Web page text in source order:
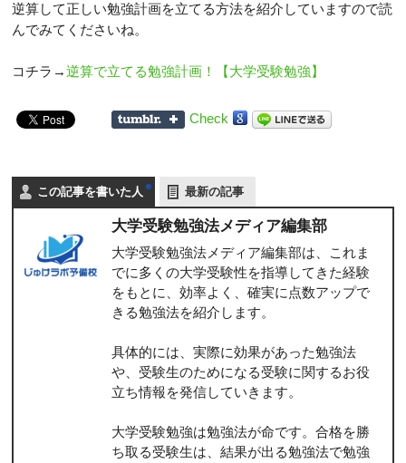
逆算して正しい勉強計画を立てる方法を紹介していますので読
んでみてくださいね。
コチラ→逆算で立てる勉強計画！【大学受験勉強】
Check
この記事を書いた人 最新の記事
大学受験勉強法メディア編集部
大学受験勉強法メディア編集部は、これま
でに多くの大学受験性を指導してきた経験
をもとに、効率よく、確実に点数アップで
きる勉強法を紹介します。
具体的には、実際に効果があった勉強法
や、受験生のためになる受験に関するお役
立ち情報を発信していきます。
大学受験勉強は勉強法が命です。合格を勝
ち取る受験生は、結果が出る勉強法で勉強